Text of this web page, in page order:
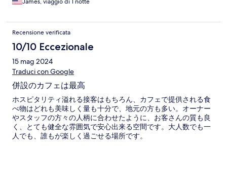
James, viaggio di 1 notte
Recensione verificata
10/10 Eccezionale
15 mag 2024
Traduci con Google
併設のカフェは最高
ホスピタリティ溢れる接客はもちろん、カフェで提供される食
べ物はどれも美味しく量も十分で、地元の方も多い。オーナー
やスタッフの方々の人柄に合わせたように、お客さんの質も良
く、とても健全な雰囲気で安心出来る空間です。大人数でも一
人でも、誰もが楽しく過ごせる場所です。